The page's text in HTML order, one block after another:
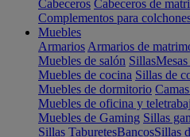
Cabeceros Cabeceros de
Complementos para
Muebles
Armarios Armarios de
Muebles de salón Sillas
Muebles de cocina Sillas de
Muebles de dormitorio
Muebles de oficina y
Muebles de Gaming Sillas
Sillas TaburetesBancosSillas